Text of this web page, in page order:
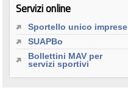
Servizi online
Sportello unico imprese
SUAPBo
Bollettini MAV per
servizi sportivi